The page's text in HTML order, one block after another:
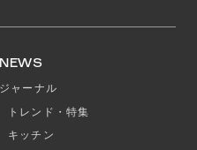
NEWS
ジャーナル
トレンド・特集
キッチン